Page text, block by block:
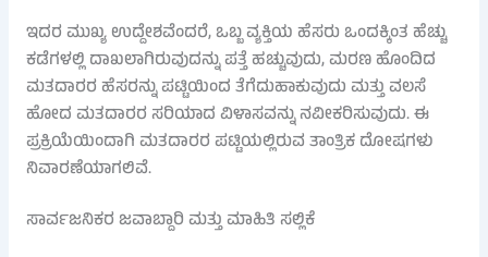
ಇದರ ಮುಖ್ಯ ಉದ್ದೇಶವೆಂದರೆ, ಒಬ್ಬ ವ್ಯಕ್ತಿಯ ಹೆಸರು ಒಂದಕ್ಕಿಂತ ಹೆಚ್ಚು
ಕಡೆಗಳಲ್ಲಿ ದಾಖಲಾಗಿರುವುದನ್ನು ಪತ್ತೆ ಹಚ್ಚುವುದು, ಮರಣ ಹೊಂದಿದ
ಮತದಾರರ ಹೆಸರನ್ನು ಪಟ್ಟಿಯಿಂದ ತೆಗೆದುಹಾಕುವುದು ಮತ್ತು ವಲಸೆ
ಹೋದ ಮತದಾರರ ಸರಿಯಾದ ವಿಳಾಸವನ್ನು ನವೀಕರಿಸುವುದು. ಈ
ಪ್ರಕ್ರಿಯೆಯಿಂದಾಗಿ ಮತದಾರರ ಪಟ್ಟಿಯಲ್ಲಿರುವ ತಾಂತ್ರಿಕ ದೋಷಗಳು
ನಿವಾರಣೆಯಾಗಲಿವೆ.
ಸಾರ್ವಜನಿಕರ ಜವಾಬ್ದಾರಿ ಮತ್ತು ಮಾಹಿತಿ ಸಲ್ಲಿಕೆ